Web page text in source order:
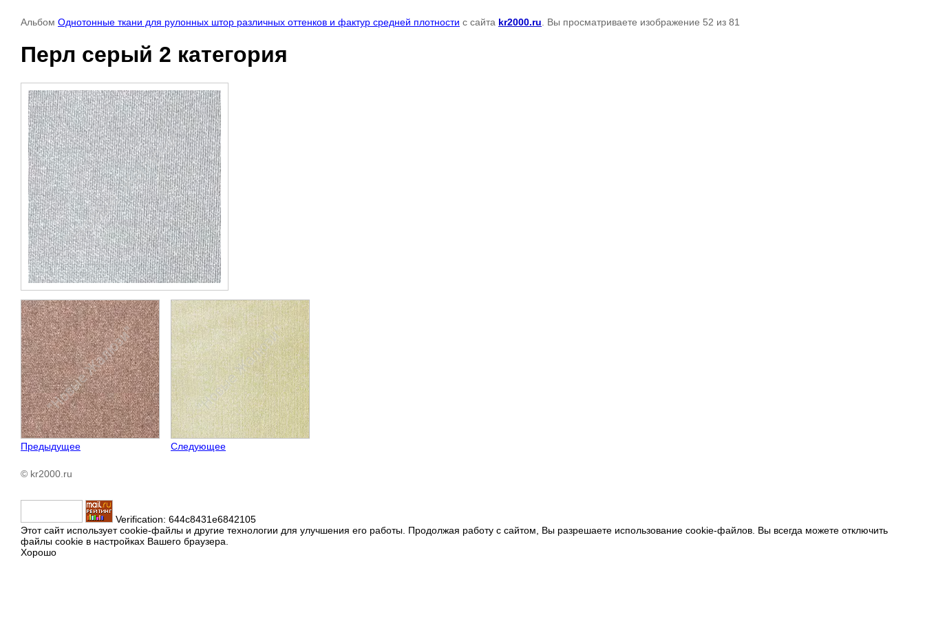
Альбом Однотонные ткани для рулонных штор различных оттенков и фактур средней плотности с сайта kr2000.ru . Вы просматриваете изображение 52 из 81
Перл серый 2 категория
Предыдущее Следующее
© kr2000.ru
Verification: 644c8431e6842105
Этот сайт использует cookie-файлы и другие технологии для улучшения его работы. Продолжая работу с сайтом, Вы разрешаете использование cookie-файлов. Вы всегда можете отключить
файлы cookie в настройках Вашего браузера.
Хорошо